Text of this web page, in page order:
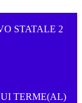
STATALE 2
TERME(AL)